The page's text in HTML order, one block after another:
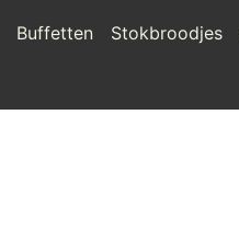
Buffetten Stokbroodjes